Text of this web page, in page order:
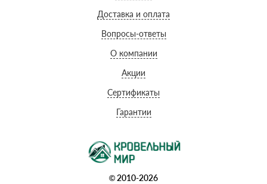
Доставка и оплата
Вопросы-ответы
О компании
Акции
Сертификаты
Гарантии
© 2010-2026